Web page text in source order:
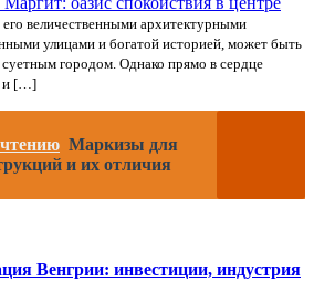
его величественными архитектурными
улицами и богатой историей, может быть
городом. Однако прямо в сердце
и […]
Маркизы для
и их отличия
Венгрии: инвестиции, индустрия